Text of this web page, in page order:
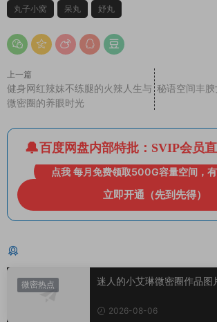
丸子小窝 呆丸 妤丸
上一篇
健身网红辣妹不练腿的火辣人生与
微密圈的养眼时光
秘语空间丰
百度网盘内部特批：SVIP会员
点我 每月免费领取500G容量空间，
立即开通（先到先得）
微密热点
迷人的小艾琳微密圈作品图
2026-08-06